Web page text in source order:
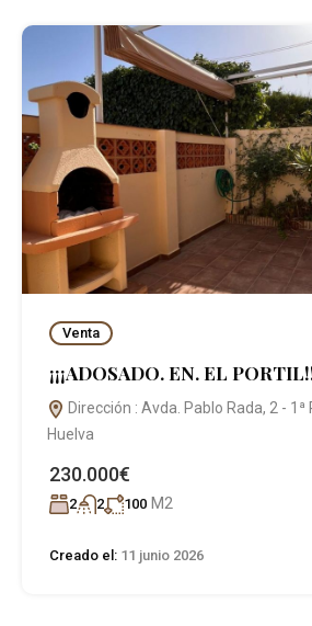
Venta
¡¡¡ADOSADO. EN. EL
Dirección : Avda. Pablo Rada, 2 -
Huelva
230.000€
2 2 100 M2
Creado el: 11 junio 2026